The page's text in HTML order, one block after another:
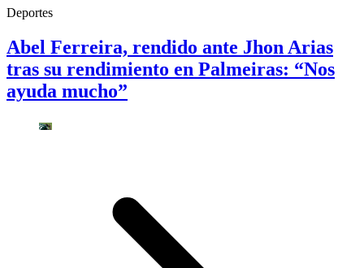
Deportes
Abel Ferreira, rendido ante Jhon Arias
tras su rendimiento en Palmeiras: “Nos
ayuda mucho”